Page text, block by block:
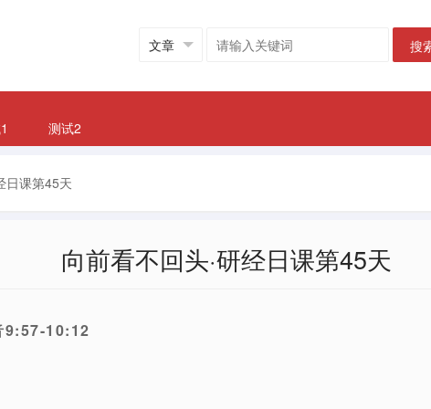
搜
测试2
日课第45天
向前看不回头·研经日课第45天
9:57-10:12